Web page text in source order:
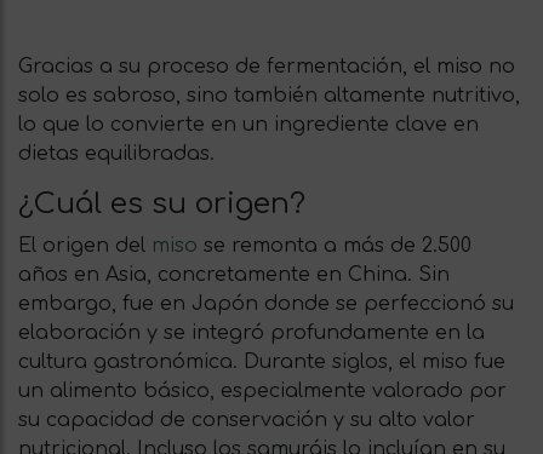
Gracias a su proceso de fermentación, el miso no
solo es sabroso, sino también altamente nutritivo,
lo que lo convierte en un ingrediente clave en
dietas equilibradas.
¿Cuál es su origen?
El origen del miso se remonta a más de 2.500
años en Asia, concretamente en China. Sin
embargo, fue en Japón donde se perfeccionó su
elaboración y se integró profundamente en la
cultura gastronómica. Durante siglos, el miso fue
un alimento básico, especialmente valorado por
su capacidad de conservación y su alto valor
nutricional. Incluso los samuráis lo incluían en su